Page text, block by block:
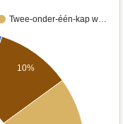
Twee-onder-één-kap w…
10%